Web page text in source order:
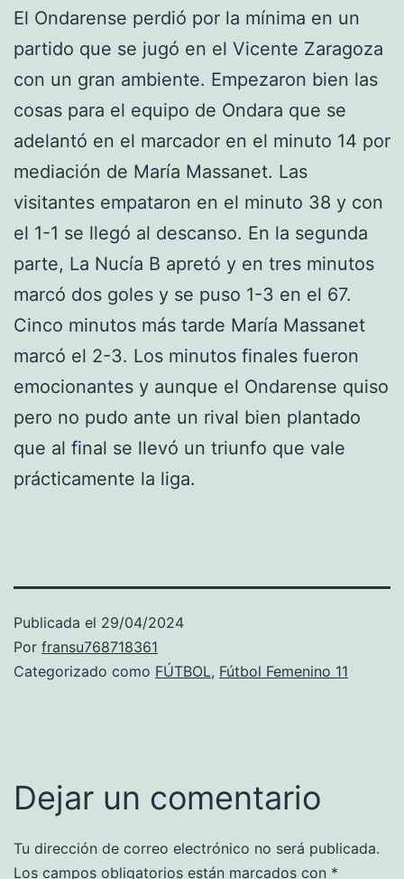
El Ondarense perdió por la mínima en un
partido que se jugó en el Vicente Zaragoza
con un gran ambiente. Empezaron bien las
cosas para el equipo de Ondara que se
adelantó en el marcador en el minuto 14 por
mediación de María Massanet. Las
visitantes empataron en el minuto 38 y con
el 1-1 se llegó al descanso. En la segunda
parte, La Nucía B apretó y en tres minutos
marcó dos goles y se puso 1-3 en el 67.
Cinco minutos más tarde María Massanet
marcó el 2-3. Los minutos finales fueron
emocionantes y aunque el Ondarense quiso
pero no pudo ante un rival bien plantado
que al final se llevó un triunfo que vale
prácticamente la liga.
Publicada el 29/04/2024
Por fransu768718361
Categorizado como FÚTBOL, Fútbol Femenino 11
Dejar un comentario
Tu dirección de correo electrónico no será publicada.
Los campos obligatorios están marcados con *